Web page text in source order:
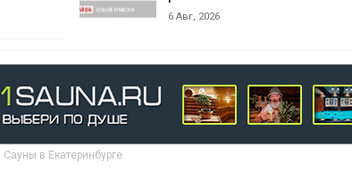
6 Авг, 2026
Сауны в Екатеринбурге